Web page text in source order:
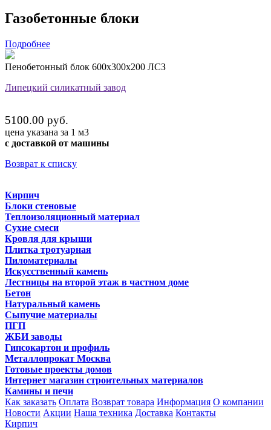
Газобетонные блоки
Подробнее
Пенобетонный блок 600х300х200 ЛСЗ
Липецкий силикатный завод
5100.00 руб.
цена указана за 1 м3
с доставкой от машины
Возврат к списку
Кирпич
Блоки стеновые
Теплоизоляционный материал
Сухие смеси
Кровля для крыши
Плитка тротуарная
Пиломатериалы
Искусственный камень
Лестницы на второй этаж в частном доме
Бетон
Натуральный камень
Сыпучие материалы
ПГП
ЖБИ заводы
Гипсокартон и профиль
Металлопрокат Москва
Готовые проекты домов
Интернет магазин строительных материалов
Камины и печи
Как заказать Оплата Возврат товара Информация О компании
Новости Акции Наша техника Доставка Контакты
Кирпич